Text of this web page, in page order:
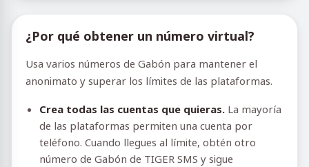
¿Por qué obtener un número virtual?
Usa varios números de Gabón para mantener el
anonimato y superar los límites de las plataformas.
Crea todas las cuentas que quieras. La mayoría
de las plataformas permiten una cuenta por
teléfono. Cuando llegues al límite, obtén otro
número de Gabón de TIGER SMS y sigue